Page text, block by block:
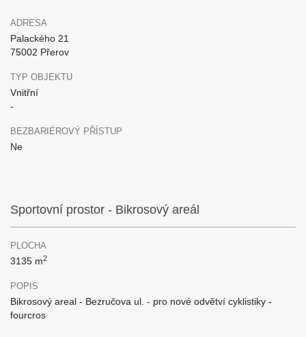
ADRESA
Palackého 21
75002 Přerov
TYP OBJEKTU
Vnitřní
-
BEZBARIÉROVÝ PŘÍSTUP
Ne
Sportovní prostor - Bikrosový areál
PLOCHA
3135 m2
POPIS
Bikrosový areal - Bezručova ul. - pro nové odvětví cyklistiky -
fourcros